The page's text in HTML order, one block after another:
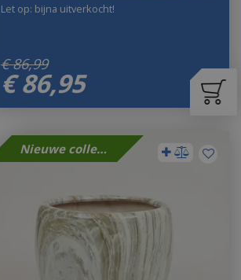
€ 86,99
€ 86,95
Let op: bijna uitverkocht!
Nieuwe collectie